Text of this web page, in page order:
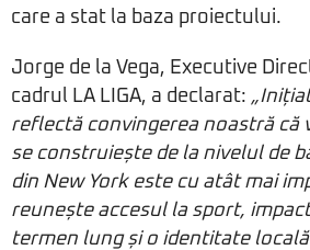
care a stat la baza proiectului.
Jorge de la Vega, Executive
cadrul LA LIGA, a declarat:
reflectă convingerea noastră
se construiește de la nivelul de
din New York este cu atât mai
reunește accesul la sport,
termen lung și o identitate